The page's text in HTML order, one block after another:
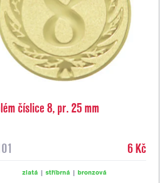
číslice 8, pr. 25 mm
6 Kč
zlatá | stříbrná | bronzová